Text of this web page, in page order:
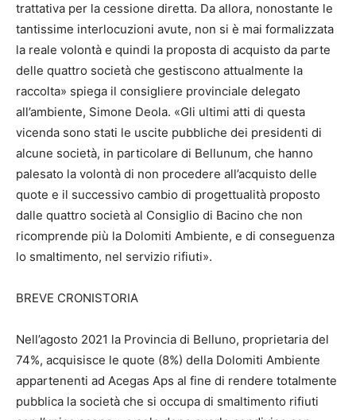
trattativa per la cessione diretta. Da allora, nonostante le
tantissime interlocuzioni avute, non si è mai formalizzata
la reale volontà e quindi la proposta di acquisto da parte
delle quattro società che gestiscono attualmente la
raccolta» spiega il consigliere provinciale delegato
all’ambiente, Simone Deola. «Gli ultimi atti di questa
vicenda sono stati le uscite pubbliche dei presidenti di
alcune società, in particolare di Bellunum, che hanno
palesato la volontà di non procedere all’acquisto delle
quote e il successivo cambio di progettualità proposto
dalle quattro società al Consiglio di Bacino che non
ricomprende più la Dolomiti Ambiente, e di conseguenza
lo smaltimento, nel servizio rifiuti».
BREVE CRONISTORIA
Nell’agosto 2021 la Provincia di Belluno, proprietaria del
74%, acquisisce le quote (8%) della Dolomiti Ambiente
appartenenti ad Acegas Aps al fine di rendere totalmente
pubblica la società che si occupa di smaltimento rifiuti